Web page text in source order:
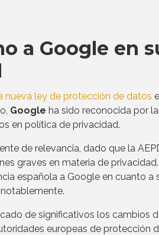
a Google en
nueva ley de protección de datos
Google ha sido reconocida por la
en política de privacidad.
de relevancia, dado que la
graves en materia de
española a Google en cuanto
de significativos los cambios
europeas de protección